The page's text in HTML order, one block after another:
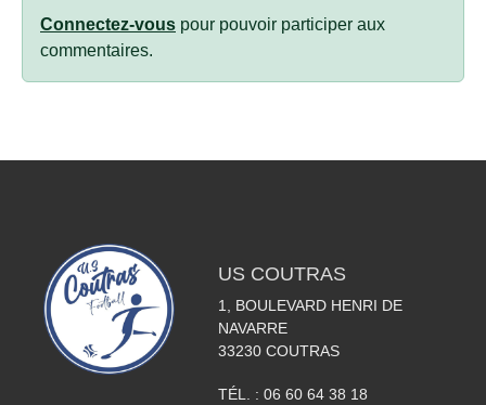
Connectez-vous pour pouvoir participer aux
commentaires.
US COUTRAS
1, BOULEVARD HENRI DE
NAVARRE
33230 COUTRAS
TÉL. : 06 60 64 38 18